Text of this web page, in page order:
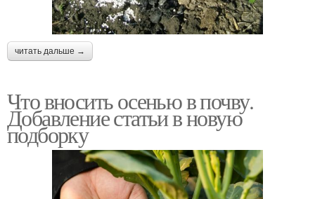
читать дальше →
Что вносить осенью в почву.
Добавление статьи в новую
подборку